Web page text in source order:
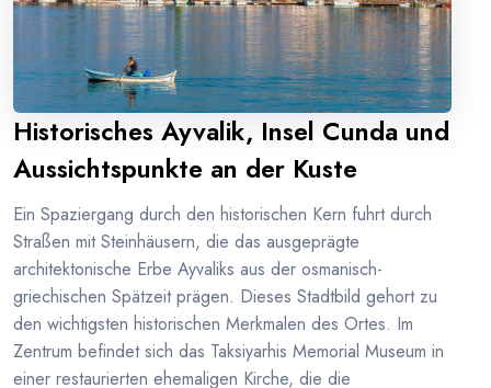
Historisches Ayvalik, Insel Cunda und
Aussichtspunkte an der Kuste
Ein Spaziergang durch den historischen Kern fuhrt durch
Straßen mit Steinhäusern, die das ausgeprägte
architektonische Erbe Ayvaliks aus der osmanisch-
griechischen Spätzeit prägen. Dieses Stadtbild gehort zu
den wichtigsten historischen Merkmalen des Ortes. Im
Zentrum befindet sich das Taksiyarhis Memorial Museum in
einer restaurierten ehemaligen Kirche, die die